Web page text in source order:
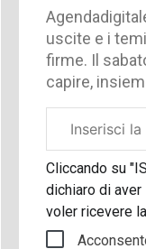
uscite e i
firme. Il
capire,
aziendale
Cliccando su
dichiaro di
voler ricevere